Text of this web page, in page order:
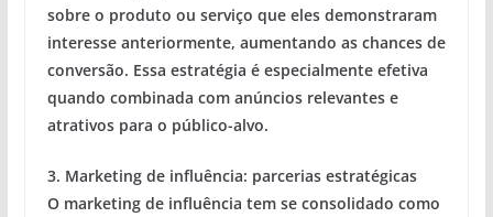
sobre o produto ou serviço que eles demonstraram
interesse anteriormente, aumentando as chances de
conversão. Essa estratégia é especialmente efetiva
quando combinada com anúncios relevantes e
atrativos para o público-alvo.
3. Marketing de influência: parcerias estratégicas
O marketing de influência tem se consolidado como